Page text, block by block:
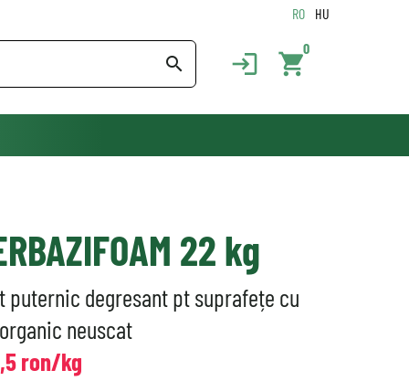
RO HU
search login shopping_cart
0
22 kg
puternic degresant pt suprafețe cu
neuscat
ron/kg